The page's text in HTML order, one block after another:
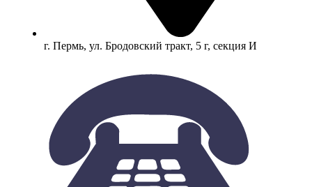
г. Пермь, ул. Бродовский тракт, 5 г, секция И